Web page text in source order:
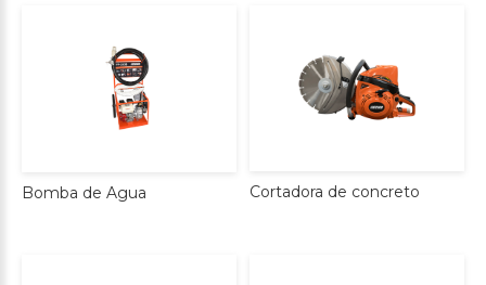
Bomba de Agua Cortadora de concreto